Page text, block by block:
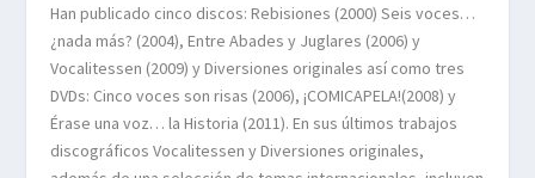
Han publicado cinco discos: Rebisiones (2000) Seis voces…
¿nada más? (2004), Entre Abades y Juglares (2006) y
Vocalitessen (2009) y Diversiones originales así como tres
DVDs: Cinco voces son risas (2006), ¡COMICAPELA!(2008) y
Érase una voz… la Historia (2011). En sus últimos trabajos
discográficos Vocalitessen y Diversiones originales,